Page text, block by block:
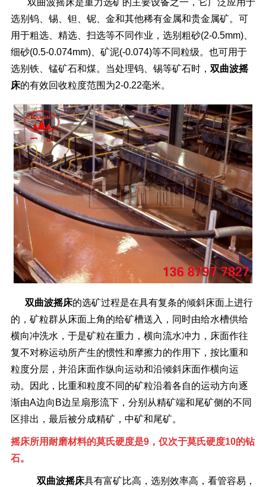
双曲波摇床是重力选矿的主要设备之一，它广泛应用于
选别钨、锡、钽、铌、金和其他稀有金属和贵金属矿。可
用于粗选、精选、扫选等不同作业，选别粗砂(2-0.5mm)、
细砂(0.5-0.074mm)、矿泥(-0.074)等不同粒级。也可用于
选别铁、锰矿石和煤。当处理钨、锡等矿石时， 双曲波摇
床的有效回收粒度范围为2-0.22毫米。
双曲波摇床的选矿过程是在具有复条的倾斜床面上进行
的，矿粒群从床面上角的给矿槽送入，同时由给水槽供给
横向冲洗水，于是矿粒在重力，横向流水冲力，床面作往
复不对称运动所产生的惯性和摩擦力的作用下，按比重和
粒度分层，并沿床面作纵向运动和沿倾斜床面作横向运
动。因此，比重和粒度不同的矿粒沿着各自的运动方向逐
渐由A边向B边呈扇形流下，分别从精矿端和尾矿侧的不同
区排出，最后被分成精矿，中矿和尾矿。
摇床所用 耐磨材料的莫氏硬度是9，仅次于莫氏硬度10的钻
石。
双曲波摇床具有富矿比高，选别效率高，看管容易，